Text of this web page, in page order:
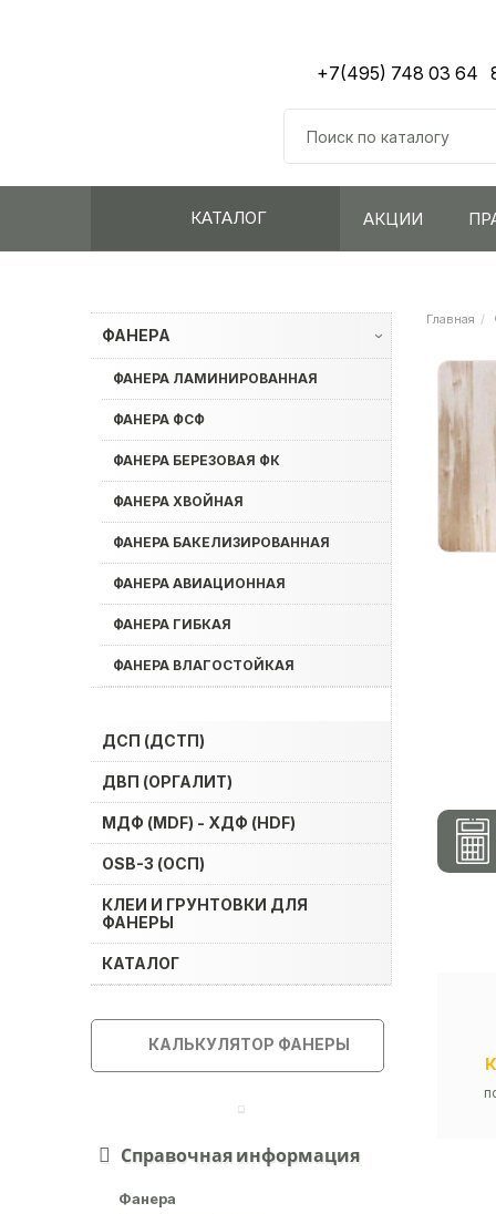
+7(495) 748 03 64
КАТАЛОГ АКЦИИ
ФАНЕРА ›
ФАНЕРА ЛАМИНИРОВАННАЯ
ФАНЕРА ФСФ
ФАНЕРА БЕРЕЗОВАЯ ФК
ФАНЕРА ХВОЙНАЯ
ФАНЕРА БАКЕЛИЗИРОВАННАЯ
ФАНЕРА АВИАЦИОННАЯ
ФАНЕРА ГИБКАЯ
ФАНЕРА ВЛАГОСТОЙКАЯ
ДСП (ДСТП)
ДВП (ОРГАЛИТ)
МДФ (MDF) - ХДФ (HDF)
OSB-3 (ОСП)
КЛЕИ И ГРУНТОВКИ ДЛЯ
ФАНЕРЫ
КАТАЛОГ
КАЛЬКУЛЯТОР ФАНЕРЫ
Справочная информация
Фанера
Главная